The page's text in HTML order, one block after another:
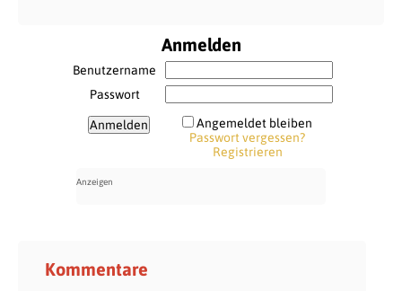
Anmelden
Benutzername
Passwort
Angemeldet bleiben
Passwort vergessen?
Registrieren
Kommentare